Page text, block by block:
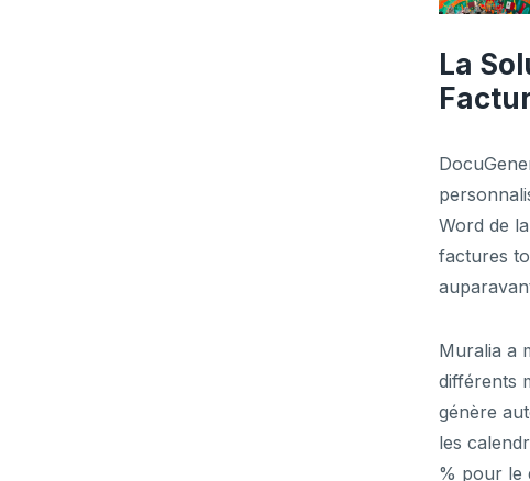
La
Word de
factures
Muralia a
différents
génère
les
% pour le